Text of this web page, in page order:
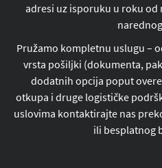
adresi uz isporuku u roku
Pružamo kompletnu uslugu –
vrsta pošiljki (dokumenta,
dodatnih opcija poput
otkupa i druge logističke
uslovima kontaktirajte nas
ili besplatnog